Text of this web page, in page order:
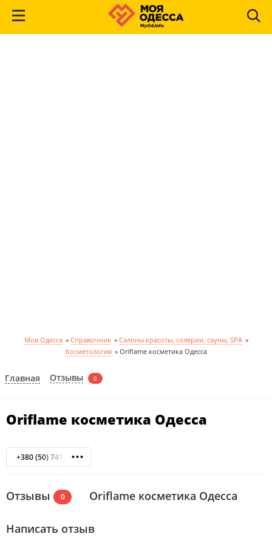
Моя Одесса » Справочник » Салоны красоты, солярии, сауны, SPA »
Косметология » Oriflame косметика Одесса
Главная Отзывы 0
Oriflame косметика Одесса
+380 (50) 741 96 19
Отзывы 0 Oriflame косметика Одесса
Написать отзыв